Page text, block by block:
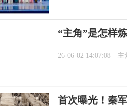
“主角”是怎样
26-06-02 14:07:08 主
首次曝光！秦